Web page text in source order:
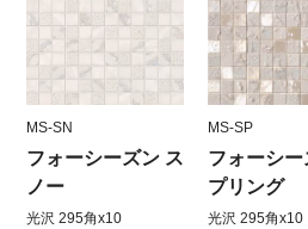
MS-SN
フォーシーズン ス
ノー
光沢 295角x10
MS-SP
フォーシー
プリング
光沢 295角x10